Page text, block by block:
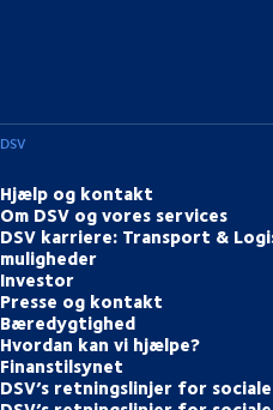
DSV
Hjælp og kontakt
Om DSV og vores services
DSV karriere: Transport &
muligheder
Investor
Presse og kontakt
Bæredygtighed
Hvordan kan vi hjælpe?
Finanstilsynet
DSV’s retningslinjer for